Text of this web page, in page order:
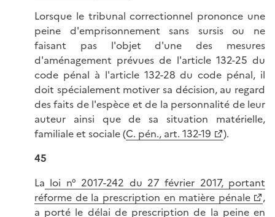
Lorsque le tribunal correctionnel prononce une
peine d'emprisonnement sans sursis ou ne
faisant pas l'objet d'une des mesures
d'aménagement prévues de l'article 132-25 du
code pénal à l'article 132-28 du code pénal, il
doit spécialement motiver sa décision, au regard
des faits de l'espèce et de la personnalité de leur
auteur ainsi que de sa situation matérielle,
familiale et sociale (C. pén., art. 132-19
).
45
La loi n° 2017-242 du 27 février 2017, portant
réforme de la prescription en matière pénale
,
a porté le délai de prescription de la peine en